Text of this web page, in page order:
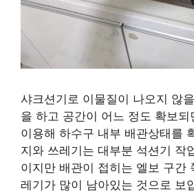
샤크션기로 이물질이 나오지 않
을 하고 공간이 어느 정도 확보되
이용해 하수구 내부 배관상태를
지와 쓰레기는 대부분 석션기 작
이지만 배관이 접히는 엘보 구간
레기가 많이 남아있는 것으로 보